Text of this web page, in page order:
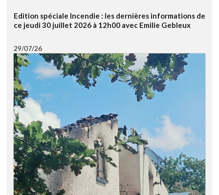
Edition spéciale Incendie : les dernières informations de
ce jeudi 30 juillet 2026 à 12h00 avec Emilie Gebleux
29/07/26